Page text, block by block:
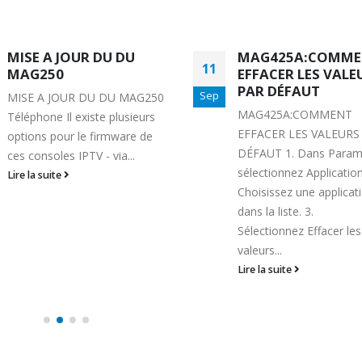
MAG425A:COMMENT
EFFACER LES VALEURS
PAR DÉFAUT
MAG425A:COMMENT
EFFACER LES VALEURS PAR
DÉFAUT 1. Dans Paramètres ,
sélectionnez Applications . 2.
10
Sep
CHANGER LA
LA POLICE
MAG425A:COMMENT
CHANGER LA TAILLE
POLICE 1. Dans
sélectionnez Affichage .
Sélectionnez Taille de la
police . 3. Choisissez
options.
Lire la suite